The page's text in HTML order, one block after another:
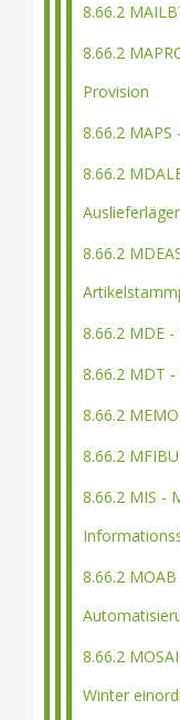
8.66.2
8.66.2
Provision
8.66.2
8.66.2
Auslieferläger
8.66.2
8.66.2 MDE
8.66.2 MDT
8.66.2
8.66.2
8.66.2 MIS -
8.66.2
8.66.2
Winter